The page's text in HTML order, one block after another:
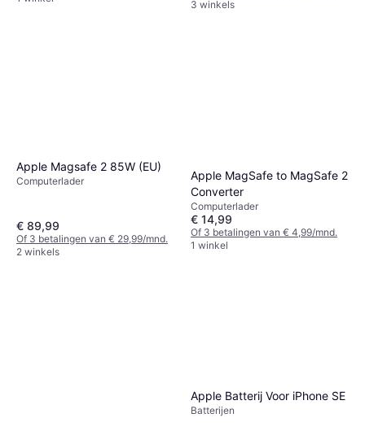
3 winkels
Apple Magsafe 2 85W (EU)
Computerlader
€ 89,99
Of 3 betalingen van € 29,99/mnd.
2 winkels
Apple MagSafe to MagSafe 2
Converter
Computerlader
€ 14,99
Of 3 betalingen van € 4,99/mnd.
1 winkel
Apple Batterij Voor iPhone SE
Batterijen